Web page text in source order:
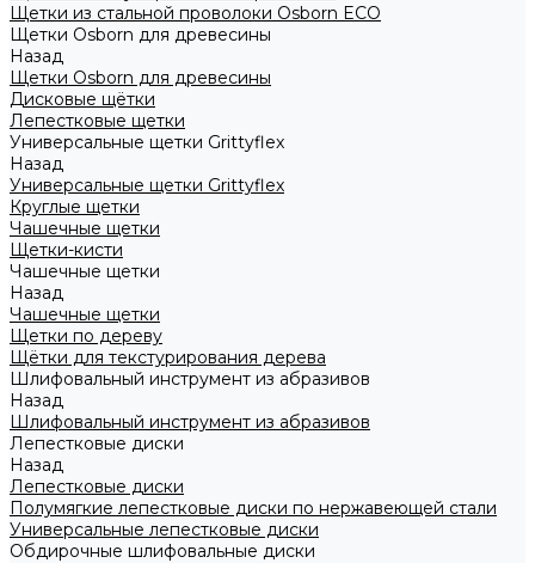
Щетки из стальной проволоки Osborn ECO
Щетки Osborn для древесины
Назад
Щетки Osborn для древесины
Дисковые щётки
Лепестковые щетки
Универсальные щетки Grittyflex
Назад
Универсальные щетки Grittyflex
Круглые щетки
Чашечные щетки
Щетки-кисти
Чашечные щетки
Назад
Чашечные щетки
Щетки по дереву
Щётки для текстурирования дерева
Шлифовальный инструмент из абразивов
Назад
Шлифовальный инструмент из абразивов
Лепестковые диски
Назад
Лепестковые диски
Полумягкие лепестковые диски по нержавеющей стали
Универсальные лепестковые диски
Обдирочные шлифовальные диски